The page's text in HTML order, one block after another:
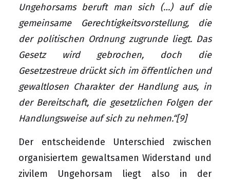
Ungehorsams beruft man sich (…) auf die
gemeinsame Gerechtigkeitsvorstellung, die
der politischen Ordnung zugrunde liegt. Das
Gesetz wird gebrochen, doch die
Gesetzestreue drückt sich im öffentlichen und
gewaltlosen Charakter der Handlung aus, in
der Bereitschaft, die gesetzlichen Folgen der
Handlungsweise auf sich zu nehmen.“[9]
Der entscheidende Unterschied zwischen
organisiertem gewaltsamen Widerstand und
zivilem Ungehorsam liegt also in der